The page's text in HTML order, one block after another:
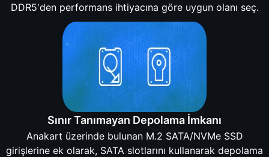
DDR5'den performans ihtiyacına göre uygun olanı seç.
Sınır Tanımayan Depolama İmkanı
Anakart üzerinde bulunan M.2 SATA/NVMe SSD
girişlerine ek olarak, SATA slotlarını kullanarak depolama